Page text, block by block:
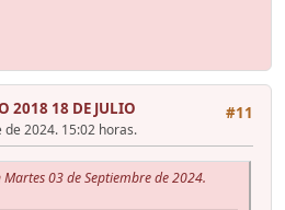
#11
2018 18 DE JULIO
2024. 15:02 horas.
03 de Septiembre de 2024.